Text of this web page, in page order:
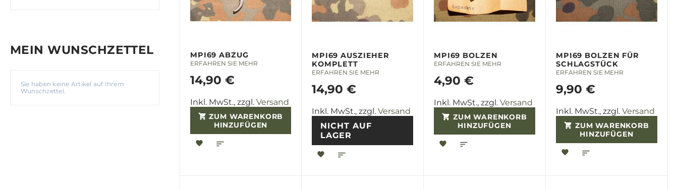
MPI69 ABZUG
ERFAHREN SIE MEHR
14,90 €
Inkl. MwSt., zzgl. Versand
ZUM WARENKORB
HINZUFÜGEN
MPI69 AUSZIEHER
KOMPLETT
ERFAHREN SIE MEHR
14,90 €
Inkl. MwSt., zzgl. Versand
NICHT AUF
LAGER
MPI69 BOLZEN
ERFAHREN SIE MEHR
4,90 €
Inkl. MwSt., zzgl. Versand
ZUM WARENKORB
HINZUFÜGEN
MPI69 BOLZEN FÜR
SCHLAGSTÜCK
ERFAHREN SIE MEHR
9,90 €
Inkl. MwSt., zzgl. Versand
ZUM WARENKORB
HINZUFÜGEN
MEIN WUNSCHZETTEL
Sie haben keine Artikel auf Ihrem
Wunschzettel.